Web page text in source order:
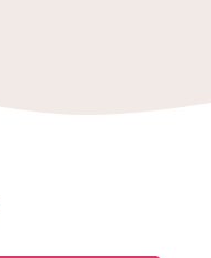
qu'on ne saura